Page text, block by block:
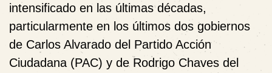
intensificado en las últimas décadas,
particularmente en los últimos dos gobiernos
de Carlos Alvarado del Partido Acción
Ciudadana (PAC) y de Rodrigo Chaves del